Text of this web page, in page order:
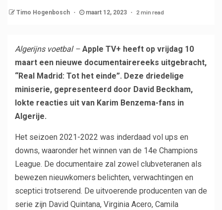
Timo Hogenbosch maart 12, 2023 2 min read
Algerijns voetbal– Apple TV+ heeft op vrijdag 10
maart een nieuwe documentairereeks uitgebracht,
“Real Madrid: Tot het einde”. Deze driedelige
miniserie, gepresenteerd door David Beckham,
lokte reacties uit van Karim Benzema-fans in
Algerije.
Het seizoen 2021-2022 was inderdaad vol ups en
downs, waaronder het winnen van de 14e Champions
League. De documentaire zal zowel clubveteranen als
bewezen nieuwkomers belichten, verwachtingen en
sceptici trotserend. De uitvoerende producenten van de
serie zijn David Quintana, Virginia Acero, Camila